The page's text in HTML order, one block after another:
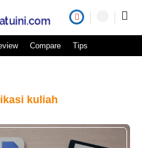
Compare Tips
kuliah